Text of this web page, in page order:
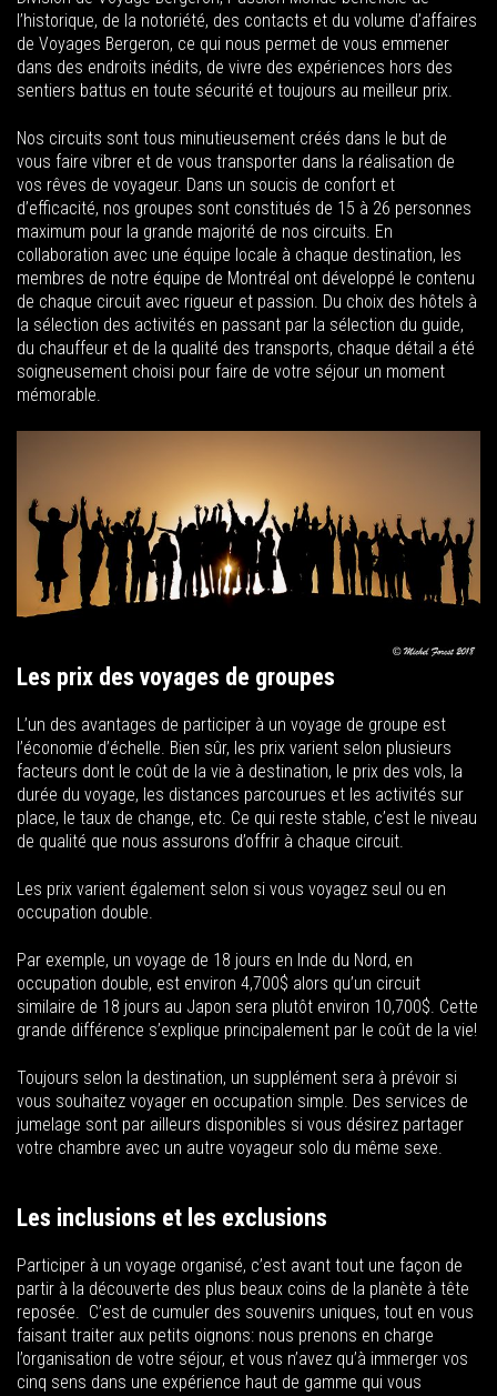
l’historique, de la notoriété, des contacts et du volume d’affaires
de Voyages Bergeron, ce qui nous permet de vous emmener
dans des endroits inédits, de vivre des expériences hors des
sentiers battus en toute sécurité et toujours au meilleur prix.
Nos circuits sont tous minutieusement créés dans le but de
vous faire vibrer et de vous transporter dans la réalisation de
vos rêves de voyageur. Dans un soucis de confort et
d’efficacité, nos groupes sont constitués de 15 à 26 personnes
maximum pour la grande majorité de nos circuits. En
collaboration avec une équipe locale à chaque destination, les
membres de notre équipe de Montréal ont développé le contenu
de chaque circuit avec rigueur et passion. Du choix des hôtels à
la sélection des activités en passant par la sélection du guide,
du chauffeur et de la qualité des transports, chaque détail a été
soigneusement choisi pour faire de votre séjour un moment
mémorable.
Les prix des voyages de groupes
L’un des avantages de participer à un voyage de groupe est
l’économie d’échelle. Bien sûr, les prix varient selon plusieurs
facteurs dont le coût de la vie à destination, le prix des vols, la
durée du voyage, les distances parcourues et les activités sur
place, le taux de change, etc. Ce qui reste stable, c’est le niveau
de qualité que nous assurons d’offrir à chaque circuit.
Les prix varient également selon si vous voyagez seul ou en
occupation double.
Par exemple, un voyage de 18 jours en Inde du Nord, en
occupation double, est environ 4,700$ alors qu’un circuit
similaire de 18 jours au Japon sera plutôt environ 10,700$. Cette
grande différence s’explique principalement par le coût de la vie!
Toujours selon la destination, un supplément sera à prévoir si
vous souhaitez voyager en occupation simple. Des services de
jumelage sont par ailleurs disponibles si vous désirez partager
votre chambre avec un autre voyageur solo du même sexe.
Les inclusions et les exclusions
Participer à un voyage organisé, c’est avant tout une façon de
partir à la découverte des plus beaux coins de la planète à tête
reposée. C’est de cumuler des souvenirs uniques, tout en vous
faisant traiter aux petits oignons: nous prenons en charge
l’organisation de votre séjour, et vous n’avez qu’à immerger vos
cinq sens dans une expérience haut de gamme qui vous